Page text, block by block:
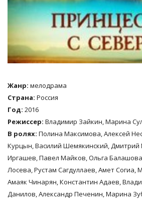
Жанр: мелодрама
Страна: Россия
Год: 2016
Режиссер: Владимир Зайкин, Марина
В ролях: Полина Максимова, Алексей
Курцын, Василий Шемякинский,
Иргашев, Павел Майков, Ольга
Лосева, Рустам Сагдуллаев, Амет Согиа,
Амаяк Чинарян, Константин Адаев,
Данилов, Александр Печенин, Марина